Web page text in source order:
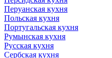
Перуанская кухня
Польская кухня
Португальская кухня
Румынская кухня
Русская кухня
Сербская кухня